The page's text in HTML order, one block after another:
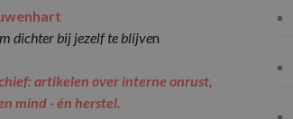
dichter bij jezelf te blijven
artikelen over interne onrust,
mind - én herstel.